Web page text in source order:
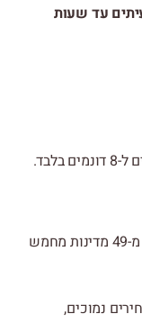
לעיתים עד שעות
ב-1960 נערכה בשטח הגן תערוכת “עולם הילד”, תערוכה בינלאומית של צעצועים, בובות וספרי ילדים מ-49 מדינות מחמש
נמוכים,